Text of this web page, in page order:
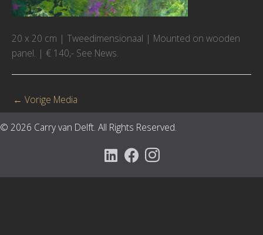
20 x 20 cm | Tweedimensionaal | Mounted on wooden
panel. | € 140,- See News.
← Vorige Media
© 2026 Carry van Delft. All Rights Reserved.